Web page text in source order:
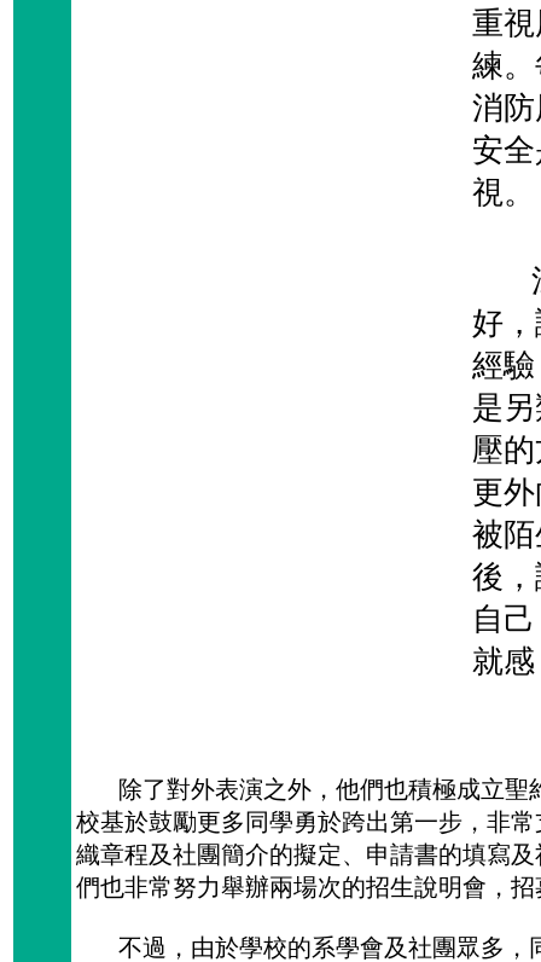
重
練
消
安
視。
江
好
經
是
壓
更
被
後
自
就
除了對外表演之外，他們也積極成立聖
校基於鼓勵更多同學勇於跨出第一步，非
織章程及社團簡介的擬定、申請書的填寫
們也非常努力舉辦兩場次的招生說明會，
不過，由於學校的系學會及社團眾多，